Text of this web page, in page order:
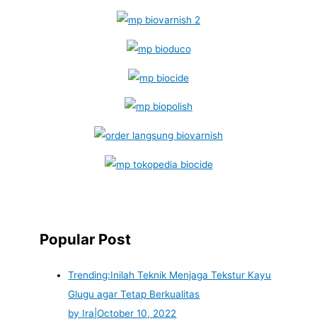
Popular Post
Trending:Inilah Teknik Menjaga Tekstur Kayu
Glugu agar Tetap Berkualitas
by Ira |October 10, 2022